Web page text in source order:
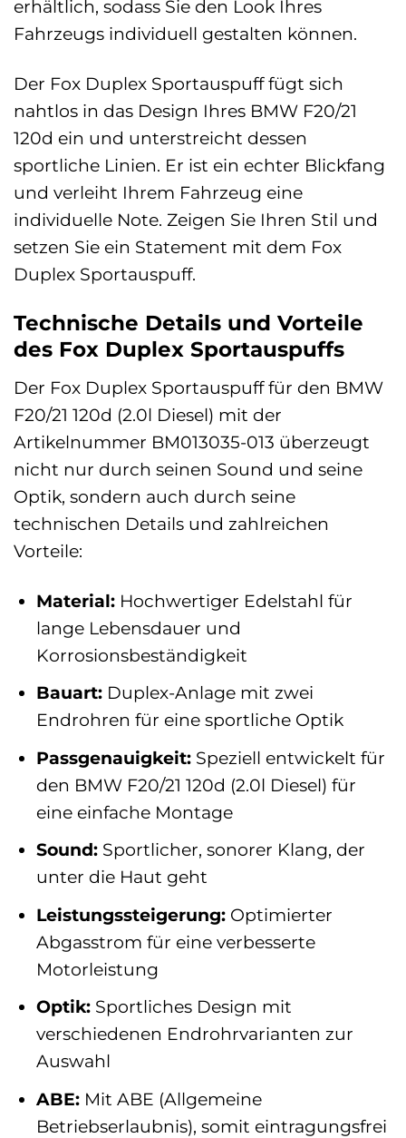
erhältlich, sodass Sie den Look Ihres
Fahrzeugs individuell gestalten können.
Der Fox Duplex Sportauspuff fügt sich
nahtlos in das Design Ihres BMW F20/21
120d ein und unterstreicht dessen
sportliche Linien. Er ist ein echter Blickfang
und verleiht Ihrem Fahrzeug eine
individuelle Note. Zeigen Sie Ihren Stil und
setzen Sie ein Statement mit dem Fox
Duplex Sportauspuff.
Technische Details und Vorteile
des Fox Duplex Sportauspuffs
Der Fox Duplex Sportauspuff für den BMW
F20/21 120d (2.0l Diesel) mit der
Artikelnummer BM013035-013 überzeugt
nicht nur durch seinen Sound und seine
Optik, sondern auch durch seine
technischen Details und zahlreichen
Vorteile:
Material:Hochwertiger Edelstahl für
lange Lebensdauer und
Korrosionsbeständigkeit
Bauart:Duplex-Anlage mit zwei
Endrohren für eine sportliche Optik
Passgenauigkeit:Speziell entwickelt für
den BMW F20/21 120d (2.0l Diesel) für
eine einfache Montage
Sound:Sportlicher, sonorer Klang, der
unter die Haut geht
Leistungssteigerung:Optimierter
Abgasstrom für eine verbesserte
Motorleistung
Optik:Sportliches Design mit
verschiedenen Endrohrvarianten zur
Auswahl
ABE:Mit ABE (Allgemeine
Betriebserlaubnis), somit eintragungsfrei